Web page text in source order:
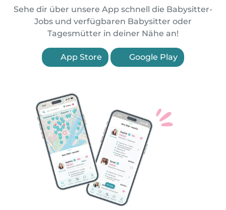
Sehe dir über unsere App schnell die Babysitter-
Jobs und verfügbaren Babysitter oder
Tagesmütter in deiner Nähe an!
App Store Google Play